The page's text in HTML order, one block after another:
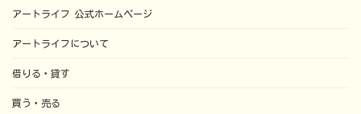
アートライフ 公式ホームページ
アートライフについて
借りる・貸す
買う・売る